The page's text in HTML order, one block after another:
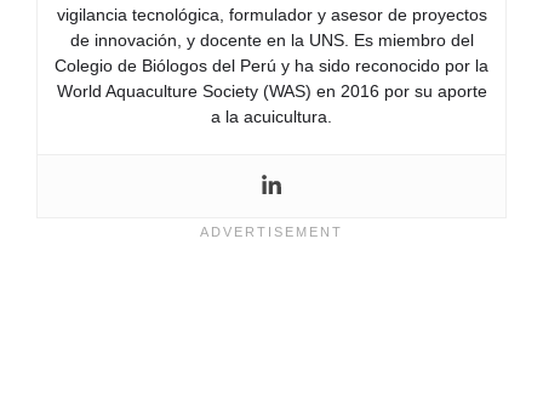
vigilancia tecnológica, formulador y asesor de proyectos
de innovación, y docente en la UNS. Es miembro del
Colegio de Biólogos del Perú y ha sido reconocido por la
World Aquaculture Society (WAS) en 2016 por su aporte
a la acuicultura.